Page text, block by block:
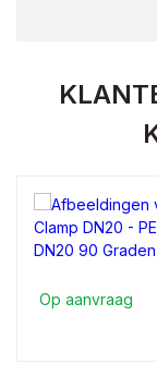
Op aanvraag